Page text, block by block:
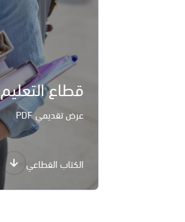
قطاع التعليم
عرض تقديمي PDF
الكتاب القطاعي